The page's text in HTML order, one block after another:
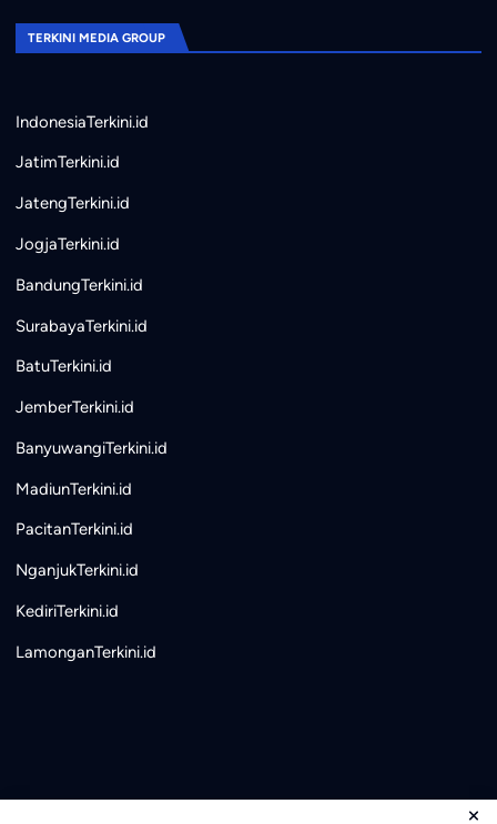
TERKINI MEDIA GROUP
IndonesiaTerkini.id
JatimTerkini.id
JatengTerkini.id
JogjaTerkini.id
BandungTerkini.id
SurabayaTerkini.id
BatuTerkini.id
JemberTerkini.id
BanyuwangiTerkini.id
MadiunTerkini.id
PacitanTerkini.id
NganjukTerkini.id
KediriTerkini.id
LamonganTerkini.id